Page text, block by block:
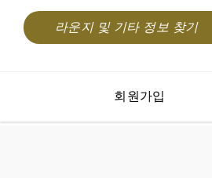
라운지 및 기타 정보 찾기
회원가입